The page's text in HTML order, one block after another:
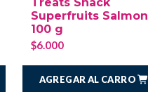
Superfruits Salmon
100 g
$6.000
AGREGAR AL CARRO